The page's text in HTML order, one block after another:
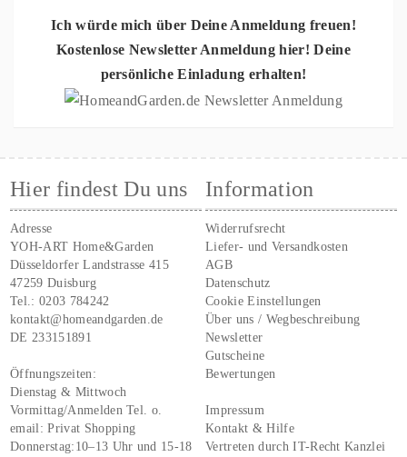
Ich würde mich über Deine Anmeldung freuen!
Kostenlose Newsletter Anmeldung hier! Deine
persönliche Einladung erhalten!
Hier findest Du uns
Adresse
YOH-ART Home&Garden
Düsseldorfer Landstrasse 415
47259 Duisburg
Tel.:0203 784242
kontakt@homeandgarden.de
DE 233151891
Öffnungszeiten:
Dienstag & Mittwoch
Vormittag/Anmelden Tel. o.
email:Privat Shopping
Donnerstag:10–13 Uhr und 15-18
Information
Widerrufsrecht
Liefer- und Versandkosten
AGB
Datenschutz
Cookie Einstellungen
Über uns / Wegbeschreibung
Newsletter
Gutscheine
Bewertungen
Impressum
Kontakt & Hilfe
Vertreten durch IT-Recht Kanzlei